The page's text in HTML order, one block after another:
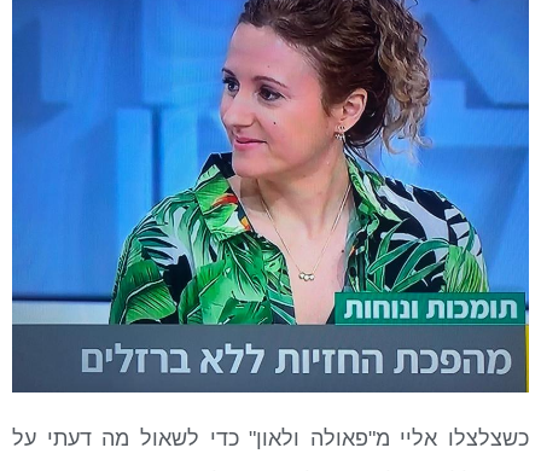
כשצלצלו אליי מ"פאולה ולאון" כדי לשאול מה דעתי על